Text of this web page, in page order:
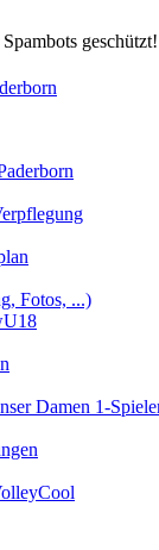
Fotos, ...)
Damen 1-